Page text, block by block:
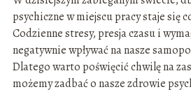
psychiczne w miejscu pracy staje się
Codzienne stresy, presja czasu i
negatywnie wpływać na nasze
Dlatego warto poświęcić chwilę na
możemy zadbać o nasze zdrowie